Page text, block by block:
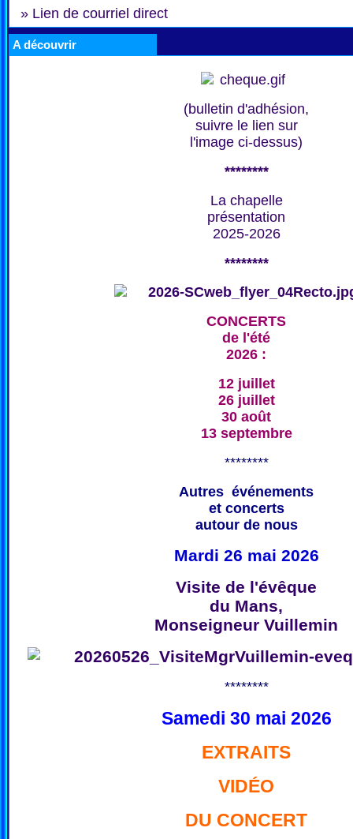
» Lien de courriel direct
A découvrir
(bulletin d'adhésion,
suivre le lien sur
l'image ci-dessus)
********
La chapelle
présentation
2025-2026
********
CONCERTS
de l'été
2026 :
12 juillet
26 juillet
30 août
13 septembre
********
Autres événements
et concerts
autour de nous
Mardi 26 mai 2026
Visite de l'évêque
du Mans,
Monseigneur Vuillemin
********
Samedi 30 mai 2026
EXTRAITS
VIDÉO
DU CONCERT